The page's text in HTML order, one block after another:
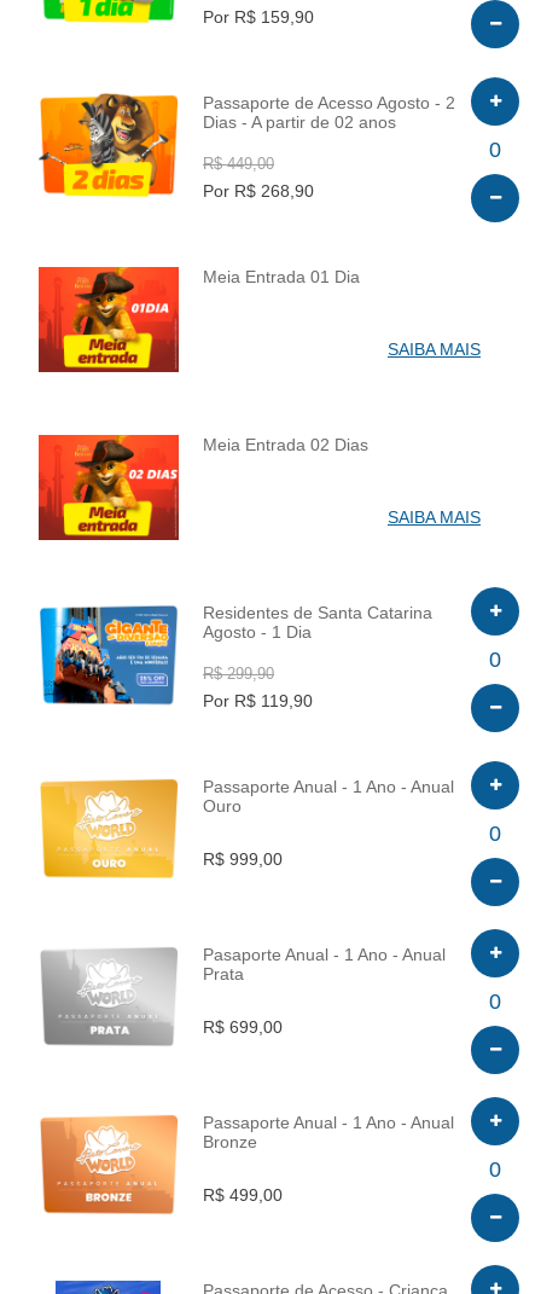
Por R$ 159,90
INFO
Passaporte de Acesso Agosto - 2
Dias - A partir de 02 anos
R$ 449,00
Por R$ 268,90
0
INFO
Meia Entrada 01 Dia
SAIBA MAIS
INFO
Meia Entrada 02 Dias
SAIBA MAIS
INFO
Residentes de Santa Catarina
Agosto - 1 Dia
R$ 299,90
Por R$ 119,90
0
INFO
Passaporte Anual - 1 Ano - Anual
Ouro
R$ 999,00
0
INFO
Pasaporte Anual - 1 Ano - Anual
Prata
R$ 699,00
0
INFO
Passaporte Anual - 1 Ano - Anual
Bronze
R$ 499,00
0